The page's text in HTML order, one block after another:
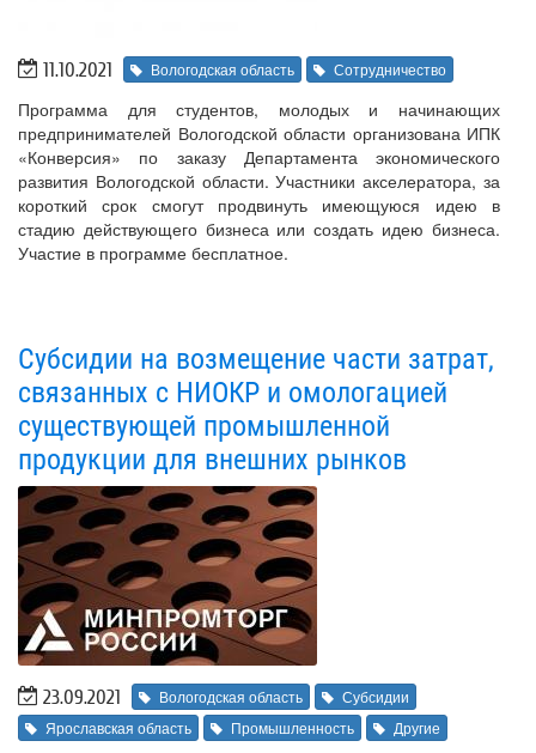
11.10.2021 Вологодская область Сотрудничество
Программа для студентов, молодых и начинающих
предпринимателей Вологодской области организована ИПК
«Конверсия» по заказу Департамента экономического
развития Вологодской области. Участники акселератора, за
короткий срок смогут продвинуть имеющуюся идею в
стадию действующего бизнеса или создать идею бизнеса.
Участие в программе бесплатное.
Субсидии на возмещение части затрат,
связанных с НИОКР и омологацией
существующей промышленной
продукции для внешних рынков
23.09.2021 Вологодская область
Субсидии
Ярославская область
Промышленность Другие